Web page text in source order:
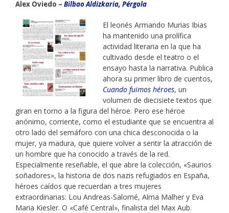
Alex Oviedo – Bilbao Aldizkaria, Pérgola
El leonés Armando Murias Ibias
ha mantenido una prolífica
actividad literaria en la que ha
cultivado desde el teatro o el
ensayo hasta la narrativa. Publica
ahora su primer libro de cuentos,
Cuando fuimos héroes, un
volumen de diecisiete textos que
giran en torno a la figura del héroe. Pero ese héroe
anónimo, corriente, como el estudiante que se encuentra al
otro lado del semáforo con una chica desconocida o la
mujer, ya madura, que quiere volver a sentir la atracción de
un hombre que ha conocido a través de la red.
Especialmente reseñable, el que abre la colección, «Saurios
soñadores», la historia de dos nazis refugiados en España,
héroes caídos que recuerdan a tres mujeres
extraordinarias: Lou Andreas-Salomé, Alma Malher y Eva
Maria Kiesler. O «Café Central», finalista del Max Aub.